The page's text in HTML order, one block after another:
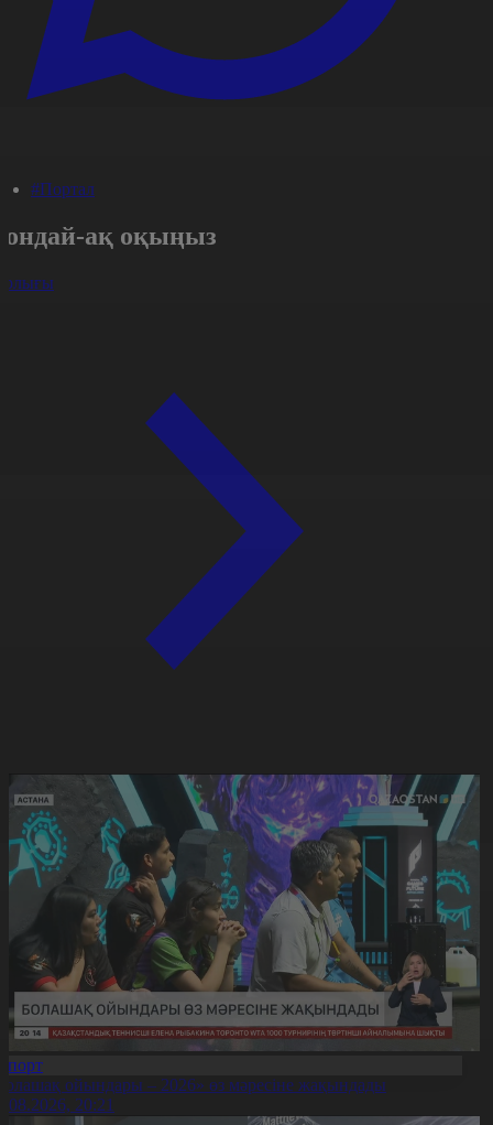
#Портал
ақ оқыңыз
ойындары – 2026» өз мәресіне жақындады
20:21